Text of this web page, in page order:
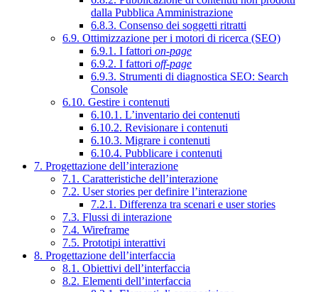
dalla Pubblica Amministrazione
6.8.3. Consenso dei soggetti ritratti
6.9. Ottimizzazione per i motori di ricerca (SEO)
6.9.1. I fattori on-page
6.9.2. I fattori off-page
6.9.3. Strumenti di diagnostica SEO: Search
Console
6.10. Gestire i contenuti
6.10.1. L’inventario dei contenuti
6.10.2. Revisionare i contenuti
6.10.3. Migrare i contenuti
6.10.4. Pubblicare i contenuti
7. Progettazione dell’interazione
7.1. Caratteristiche dell’interazione
7.2. User stories per definire l’interazione
7.2.1. Differenza tra scenari e user stories
7.3. Flussi di interazione
7.4. Wireframe
7.5. Prototipi interattivi
8. Progettazione dell’interfaccia
8.1. Obiettivi dell’interfaccia
8.2. Elementi dell’interfaccia